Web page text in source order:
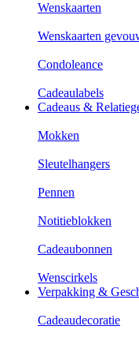
Wenskaarten
Wenskaarten
Condoleance
Cadeaulabels
Cadeaus &
Mokken
Sleutelhangers
Pennen
Notitieblokken
Cadeaubonnen
Wenscirkels
Verpakking &
Cadeaudecoratie